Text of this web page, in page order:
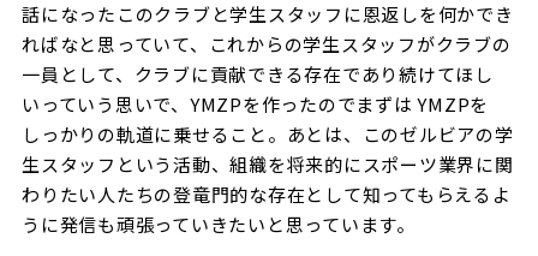
話になったこのクラブと学生スタッフに恩返しを何かでき
ればなと思っていて、これからの学生スタッフがクラブの
一員として、クラブに貢献できる存在であり続けてほし
いっていう思いで、YMZPを作ったのでまずは YMZPを
しっかりの軌道に乗せること。あとは、このゼルビアの学
生スタッフという活動、組織を将来的にスポーツ業界に関
わりたい人たちの登竜門的な存在として知ってもらえるよ
うに発信も頑張っていきたいと思っています。